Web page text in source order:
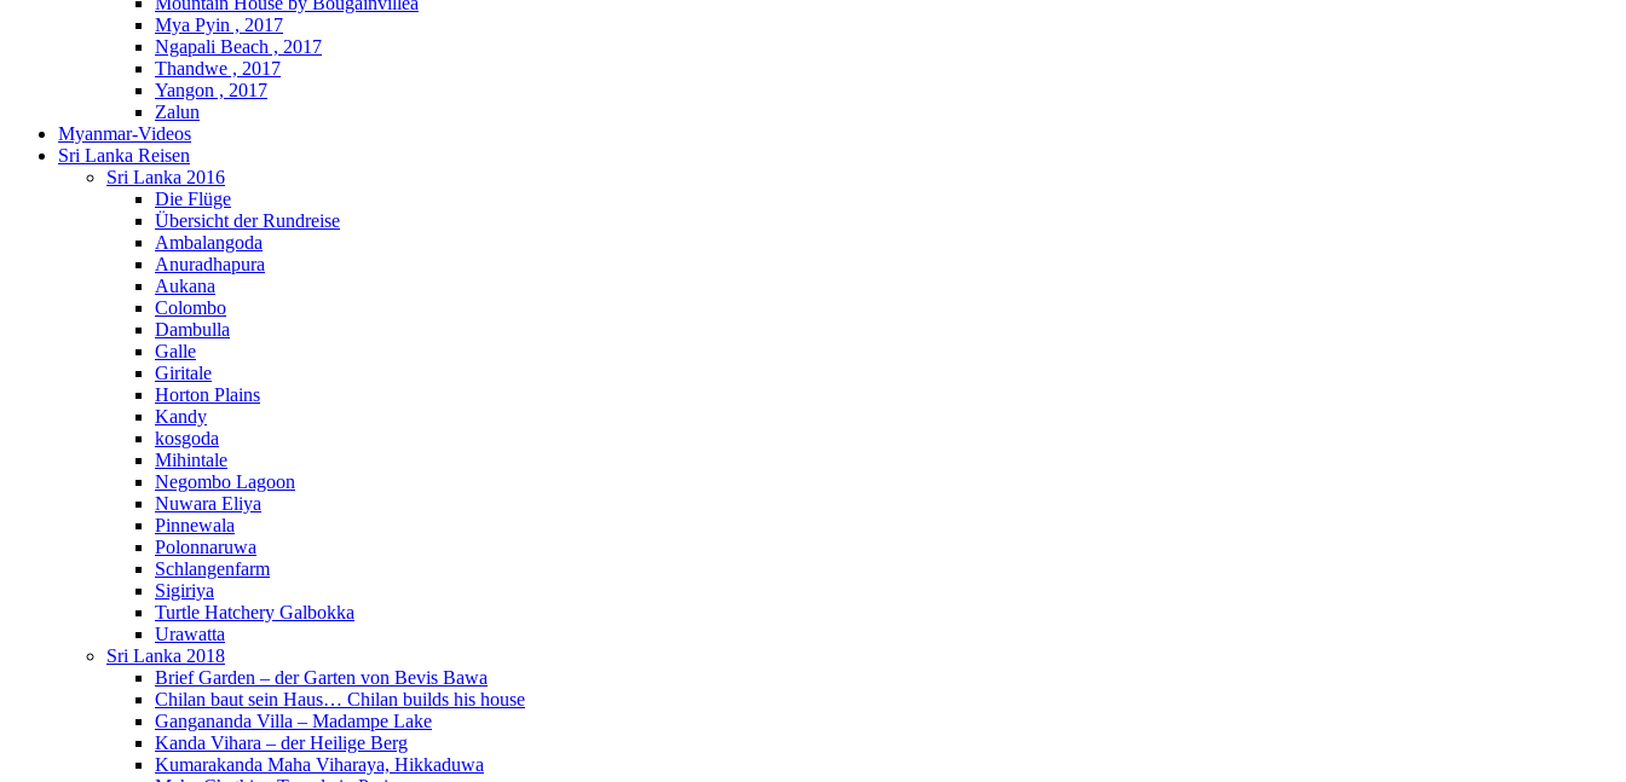
Mya Pyin , 2017
Ngapali Beach , 2017
Thandwe , 2017
Yangon , 2017
Zalun
Myanmar-Videos
Sri Lanka Reisen
Sri Lanka 2016
Die Flüge
Übersicht der Rundreise
Ambalangoda
Anuradhapura
Aukana
Colombo
Dambulla
Galle
Giritale
Horton Plains
Kandy
kosgoda
Mihintale
Negombo Lagoon
Nuwara Eliya
Pinnewala
Polonnaruwa
Schlangenfarm
Sigiriya
Turtle Hatchery Galbokka
Urawatta
Sri Lanka 2018
Brief Garden – der Garten von Bevis Bawa
Chilan baut sein Haus… Chilan builds his house
Gangananda Villa – Madampe Lake
Kanda Vihara – der Heilige Berg
Kumarakanda Maha Viharaya, Hikkaduwa